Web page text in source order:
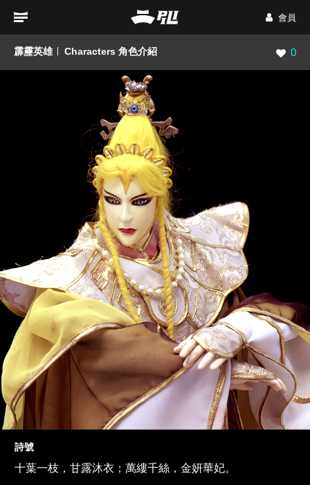
會員
霹靂英雄 Characters 角色介紹 瀏覽
0
詩號
十葉一枝，甘露沐衣；萬縷千絲，金妍華妃。